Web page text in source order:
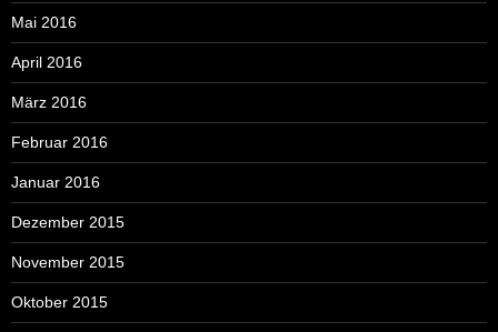
Mai 2016
April 2016
März 2016
Februar 2016
Januar 2016
Dezember 2015
November 2015
Oktober 2015